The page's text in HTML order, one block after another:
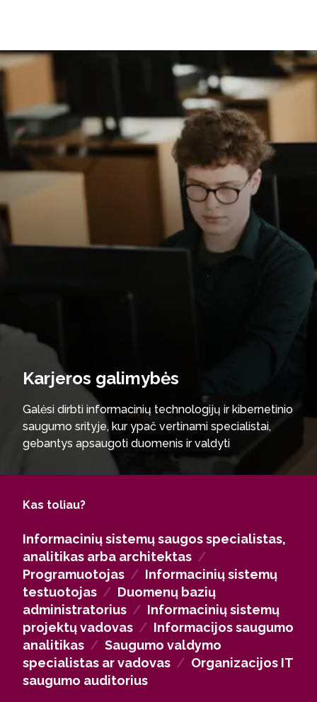
Karjeros galimybės
Galėsi dirbti informacinių technologijų ir kibernetinio
saugumo srityje, kur ypač vertinami specialistai,
gebantys apsaugoti duomenis ir valdyti
informacines sistemas. Tavęs laukia karjera tiek
verslo įmonėse, tiek valstybės institucijose – galėsi
analitiku, architektu, programuotoju, testuotoju,
vadovu.
Taip pat galėsi tapti informacijos saugumo analitiku,
auditoriumi ar saugumo valdymo vadovu,
konsultuoti organizacijas arba kurti ir prižiūrėti
saugias informacines sistemas. Įgytos žinios atvers
kelią darbui tokiose įmonėse kaip DXC Technology,
Telesoftas, Hnit-Baltic, Critical Security, Blue
Solutions ar kitose Lietuvos ir tarptautinėse IT
Kas toliau?
Informacinių sistemų saugos specialistas,
analitikas arba architektas /
Programuotojas / Informacinių sistemų
testuotojas / Duomenų bazių
administratorius / Informacinių sistemų
projektų vadovas / Informacijos saugumo
analitikas / Saugumo valdymo
specialistas ar vadovas / Organizacijos IT
saugumo auditorius